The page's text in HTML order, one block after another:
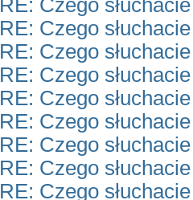
RE: Czego
RE: Czego
RE: Czego
RE: Czego
RE: Czego
RE: Czego
RE: Czego
RE: Czego
RE: Czego